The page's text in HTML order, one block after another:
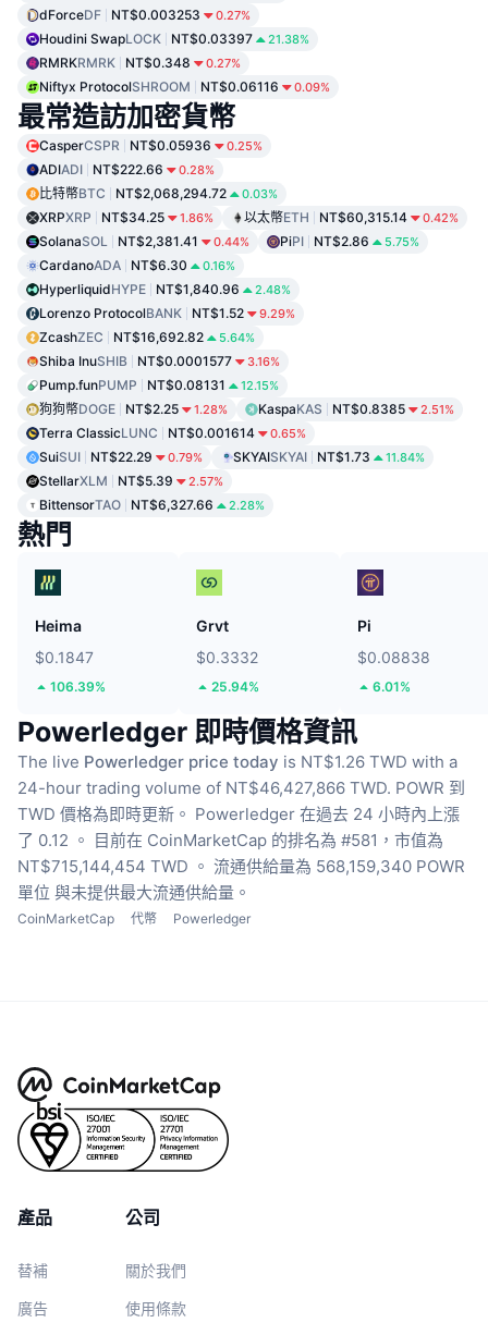
dForceDF NT$0.003253 0.27%
Houdini SwapLOCK NT$0.03397 21.38%
RMRKRMRK NT$0.348 0.27%
Niftyx ProtocolSHROOM NT$0.06116 0.09%
最常造訪加密貨幣
CasperCSPR NT$0.05936 0.25%
ADIADI NT$222.66 0.28%
比特幣BTC NT$2,068,294.72 0.03%
XRPXRP NT$34.25 1.86% 以太幣ETH NT$60,315.14 0.42%
SolanaSOL NT$2,381.41 0.44% PiPI NT$2.86 5.75%
CardanoADA NT$6.30 0.16%
HyperliquidHYPE NT$1,840.96 2.48%
Lorenzo ProtocolBANK NT$1.52 9.29%
ZcashZEC NT$16,692.82 5.64%
Shiba InuSHIB NT$0.0001577 3.16%
Pump.funPUMP NT$0.08131 12.15%
狗狗幣DOGE NT$2.25 1.28% KaspaKAS NT$0.8385 2.51%
Terra ClassicLUNC NT$0.001614 0.65%
SuiSUI NT$22.29 0.79% SKYAISKYAI NT$1.73 11.84%
StellarXLM NT$5.39 2.57%
BittensorTAO NT$6,327.66 2.28%
熱門
Heima
$0.1847
106.39%
Grvt
$0.3332
25.94%
Pi
$0.08838
6.01%
Powerledger 即時價格資訊
The live Powerledger price today is NT$1.26 TWD with a
24-hour trading volume of NT$46,427,866 TWD. POWR 到
TWD 價格為即時更新。 Powerledger 在過去 24 小時內上漲
了 0.12 。 目前在 CoinMarketCap 的排名為 #581，市值為
NT$715,144,454 TWD 。 流通供給量為 568,159,340 POWR
單位 與未提供最大流通供給量。
CoinMarketCap 代幣 Powerledger
產品
替補
廣告
公司
關於我們
使用條款